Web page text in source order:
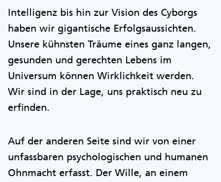
Intelligenz bis hin zur Vision des Cyborgs
haben wir gigantische Erfolgsaussichten.
Unsere kühnsten Träume eines ganz langen,
gesunden und gerechten Lebens im
Universum können Wirklichkeit werden.
Wir sind in der Lage, uns praktisch neu zu
erfinden.
Auf der anderen Seite sind wir von einer
unfassbaren psychologischen und humanen
Ohnmacht erfasst. Der Wille, an einem